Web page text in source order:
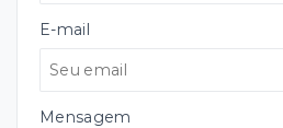
E-mail
Mensagem